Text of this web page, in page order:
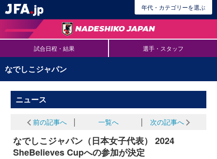
年代・カテゴリーを選ぶ
試合日程・結果 選手・スタッフ
なでしこジャパン
ニュース
前の記事へ 一覧へ 次の記事へ
なでしこジャパン（日本女子代表） 2024
SheBelieves Cupへの参加が決定